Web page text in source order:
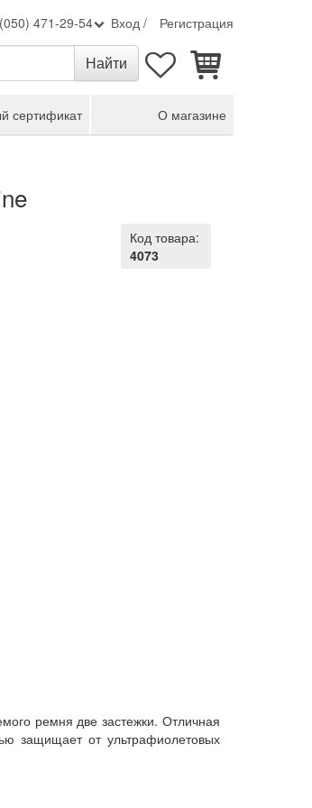
471-29-54 Вход / Регистрация
сертификат О магазине
Код товара:
4073
ремня две застежки. Отличная
защищает от ультрафиолетовых